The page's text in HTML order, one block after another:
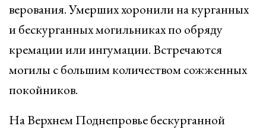
верования. Умерших хоронили на курганных
и бескурганных могильниках по обряду
кремации или ингумации. Встречаются
могилы с большим количеством сожженных
покойников.
На Верхнем Поднепровье бескурганной